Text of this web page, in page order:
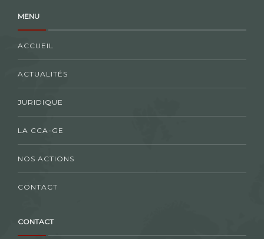
MENU
ACCUEIL
ACTUALITÉS
JURIDIQUE
LA CCA-GE
NOS ACTIONS
CONTACT
CONTACT